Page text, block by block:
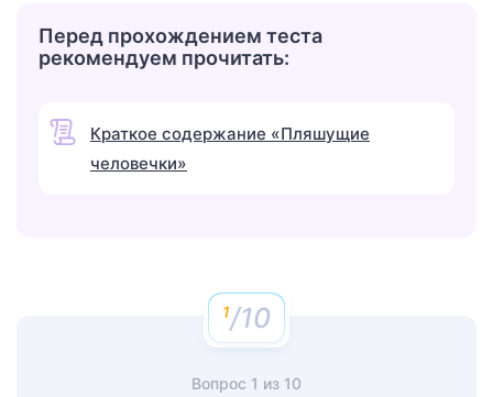
Перед прохождением теста
рекомендуем прочитать:
Краткое содержание «Пляшущие
человечки»
/10
Вопрос 1 из 10